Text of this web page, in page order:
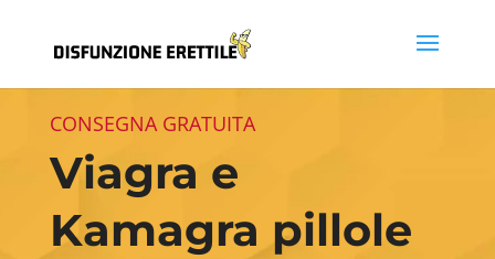
CONSEGNA GRATUITA
Viagra e
Kamagra pillole